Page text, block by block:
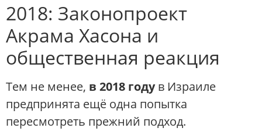
2018: Законопроект
Акрама Хасона и
общественная реакция
Тем не менее, в 2018 годув Израиле
предпринята ещё одна попытка
пересмотреть прежний подход.